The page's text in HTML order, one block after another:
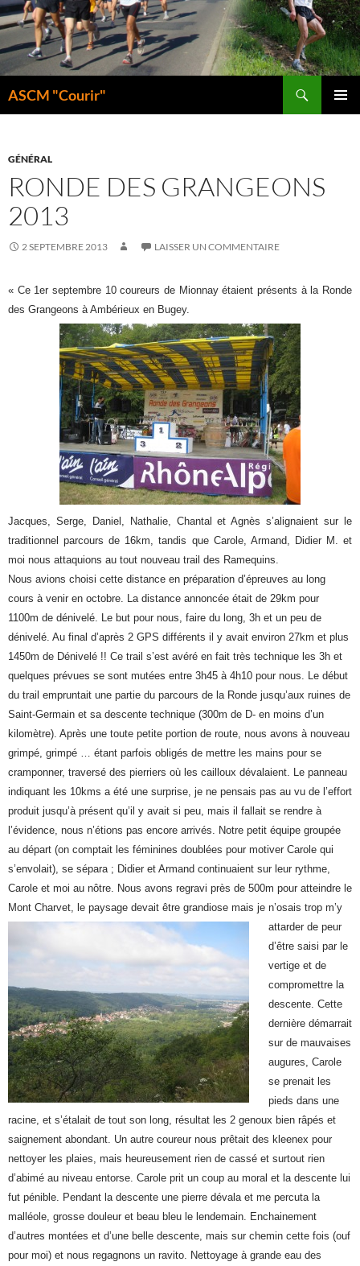
Aller
au
contenu
ASCM "Courir"
GÉNÉRAL
RONDE DES GRANGEONS
2013
2 SEPTEMBRE 2013 LAISSER UN COMMENTAIRE
« Ce 1er septembre 10 coureurs de Mionnay étaient présents à la Ronde
des Grangeons à Ambérieux en Bugey.
Jacques, Serge, Daniel, Nathalie, Chantal et Agnès s’alignaient sur le
traditionnel parcours de 16km, tandis que Carole, Armand, Didier M. et
moi nous attaquions au tout nouveau trail des Ramequins.
Nous avions choisi cette distance en préparation d’épreuves au long
cours à venir en octobre. La distance annoncée était de 29km pour
1100m de dénivelé. Le but pour nous, faire du long, 3h et un peu de
dénivelé. Au final d’après 2 GPS différents il y avait environ 27km et plus
1450m de Dénivelé !! Ce trail s’est avéré en fait très technique les 3h et
quelques prévues se sont mutées entre 3h45 à 4h10 pour nous. Le début
du trail empruntait une partie du parcours de la Ronde jusqu’aux ruines de
Saint-Germain et sa descente technique (300m de D- en moins d’un
kilomètre). Après une toute petite portion de route, nous avons à nouveau
grimpé, grimpé … étant parfois obligés de mettre les mains pour se
cramponner, traversé des pierriers où les cailloux dévalaient. Le panneau
indiquant les 10kms a été une surprise, je ne pensais pas au vu de l’effort
produit jusqu’à présent qu’il y avait si peu, mais il fallait se rendre à
l’évidence, nous n’étions pas encore arrivés. Notre petit équipe groupée
au départ (on comptait les féminines doublées pour motiver Carole qui
s’envolait), se sépara ; Didier et Armand continuaient sur leur rythme,
Carole et moi au nôtre. Nous avons regravi près de 500m pour atteindre le
Mont Charvet, le paysage devait être grandiose mais je n’osais trop m’y
attarder de peur
d’être saisi par le
vertige et de
compromettre la
descente. Cette
dernière démarrait
sur de mauvaises
augures, Carole
se prenait les
pieds dans une
racine, et s’étalait de tout son long, résultat les 2 genoux bien râpés et
saignement abondant. Un autre coureur nous prêtait des kleenex pour
nettoyer les plaies, mais heureusement rien de cassé et surtout rien
d’abimé au niveau entorse. Carole prit un coup au moral et la descente lui
fut pénible. Pendant la descente une pierre dévala et me percuta la
malléole, grosse douleur et beau bleu le lendemain. Enchainement
d’autres montées et d’une belle descente, mais sur chemin cette fois (ouf
pour moi) et nous regagnons un ravito. Nettoyage à grande eau des